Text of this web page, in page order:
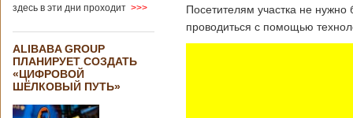
здесь в эти дни проходит >>>
ALIBABA GROUP
ПЛАНИРУЕТ СОЗДАТЬ
«ЦИФРОВОЙ
ШЁЛКОВЫЙ ПУТЬ»
Посетителям участка не нужно
проводиться с помощью